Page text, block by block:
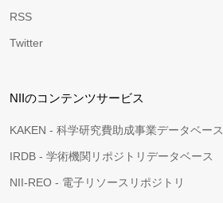
RSS
Twitter
NIIのコンテンツサービス
KAKEN - 科学研究費助成事業データベース
IRDB - 学術機関リポジトリデータベース
NII-REO - 電子リソースリポジトリ